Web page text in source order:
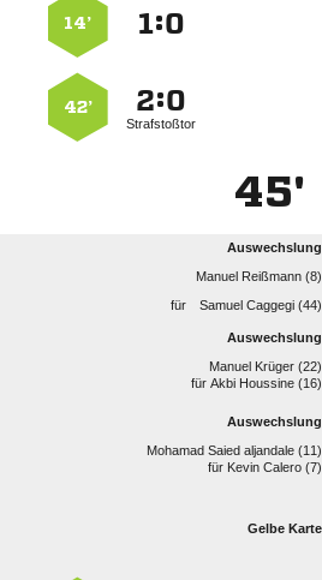
:
14’
:
Strafstoßtor
42’
45'
Auswechslung
  
für
  
Auswechslung
  
für  
Auswechslung
   
für   
Gelbe Karte